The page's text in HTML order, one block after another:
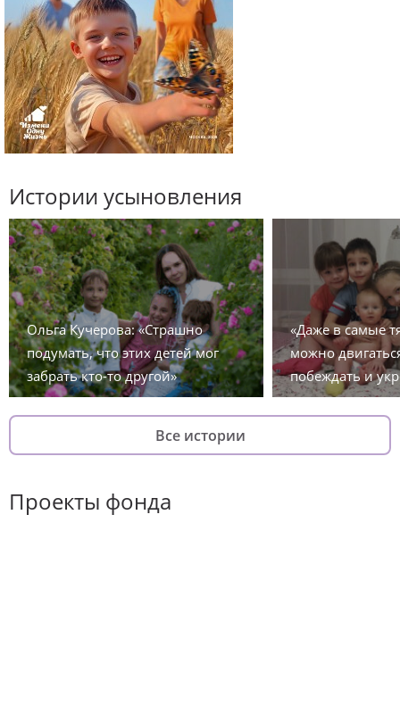
Истории усыновления
Ольга Кучерова: «Страшно
подумать, что этих детей мог
забрать кто-то другой»
«Даже в самые
можно
побеждать и
Все истории
Проекты фонда